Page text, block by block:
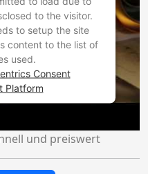
to the visitor.
to setup the site
content to the list of
used.
Consent
Platform
und preiswert